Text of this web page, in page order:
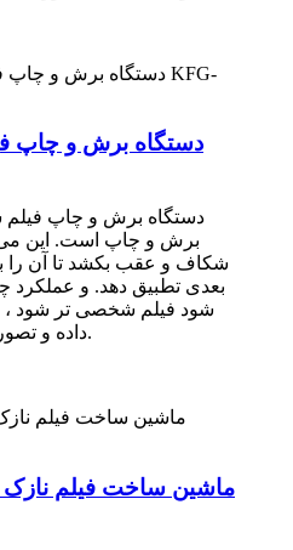
دستگاه برش و چاپ
دستگاه برش و چاپ فیلم
برش و چاپ است. این می
شکاف و عقب بکشد تا آن را
بعدی تطبیق دهد. و عملکرد
شود فیلم شخصی تر شود ،
داده و تصور برند را تقویت کند.